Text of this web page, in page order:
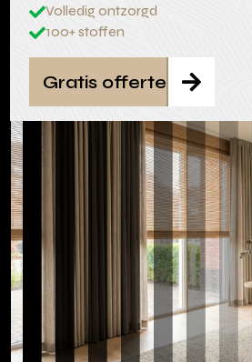
Volledig ontzorgd
100+ stoffen

Gratis offerte